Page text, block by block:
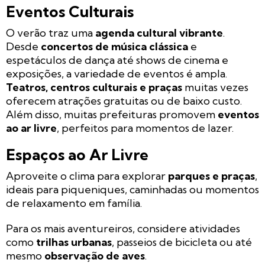
Eventos Culturais
O verão traz uma agenda cultural vibrante.
Desde concertos de música clássica e
espetáculos de dança até shows de cinema e
exposições, a variedade de eventos é ampla.
Teatros, centros culturais e praças muitas vezes
oferecem atrações gratuitas ou de baixo custo.
Além disso, muitas prefeituras promovem eventos
ao ar livre, perfeitos para momentos de lazer.
Espaços ao Ar Livre
Aproveite o clima para explorar parques e praças,
ideais para piqueniques, caminhadas ou momentos
de relaxamento em família.
Para os mais aventureiros, considere atividades
como trilhas urbanas, passeios de bicicleta ou até
mesmo observação de aves.